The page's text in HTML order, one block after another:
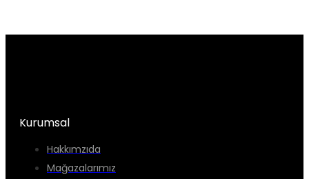
Kurumsal
Hakkımzıda
Mağazalarımız